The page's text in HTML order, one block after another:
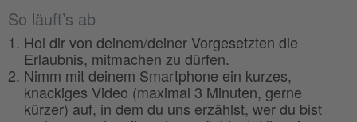
So läuft’s ab
Hol dir von deinem/deiner Vorgesetzten die
Erlaubnis, mitmachen zu dürfen.
Nimm mit deinem Smartphone ein kurzes,
knackiges Video (maximal 3 Minuten, gerne
kürzer) auf, in dem du uns erzählst, wer du bist